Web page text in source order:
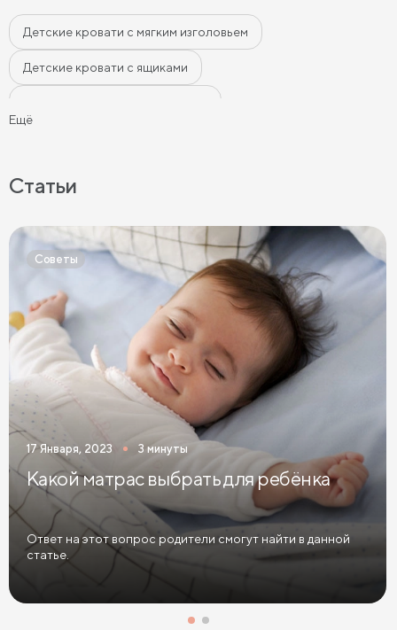
Детские кровати с мягким изголовьем
Детские кровати с ящиками
Детские кровати белого цвета
Детские кровати голубого цвета
Детские кровати цвета графит
Детские кровати желтого цвета
Детские кровати зеленого цвета
Детские кровати коричневого цвета
Детские кровати красного цвета
Детские кровати оранжевого цвета
Детские кровати розового цвета
Детские кровати синего цвета
Ещё
Статьи
Советы
17 Января, 2023 3 минуты
Какой матрас выбрать для ребёнка
Ответ на этот вопрос родители смогут найти в данной
статье.